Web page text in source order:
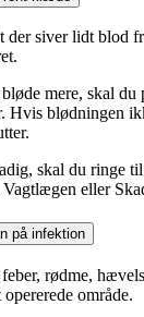
der siver lidt blod
mere, skal du
Hvis blødningen
skal du ringe
eller
på infektion
rødme,
område.